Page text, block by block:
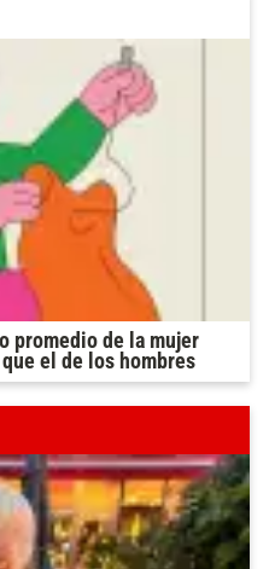
promedio de la mujer
el de los hombres